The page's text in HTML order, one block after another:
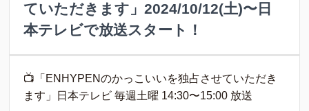
ていただきます」2024/10/12(土)〜日
本テレビで放送スタート！
📺「ENHYPENのかっこいいを独占させていただき
ます」日本テレビ 毎週土曜 14:30〜15:00 放送